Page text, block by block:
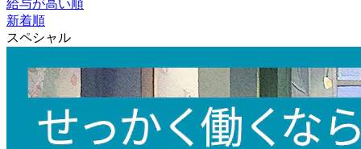
給与が高い順
新着順
スペシャル